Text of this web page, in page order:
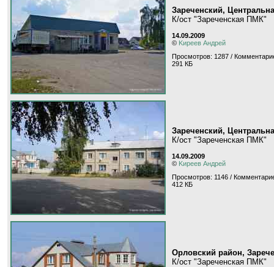
Зареченский,
К/ост "Зареченская ПМК"
14.09.2009
© Kиpeeв Aндpeй
Просмотров: 1287 /
291 КБ
Зареченский,
К/ост "Зареченская ПМК"
14.09.2009
© Kиpeeв Aндpeй
Просмотров: 1146 /
412 КБ
Орловский район,
К/ост "Зареченская ПМК"